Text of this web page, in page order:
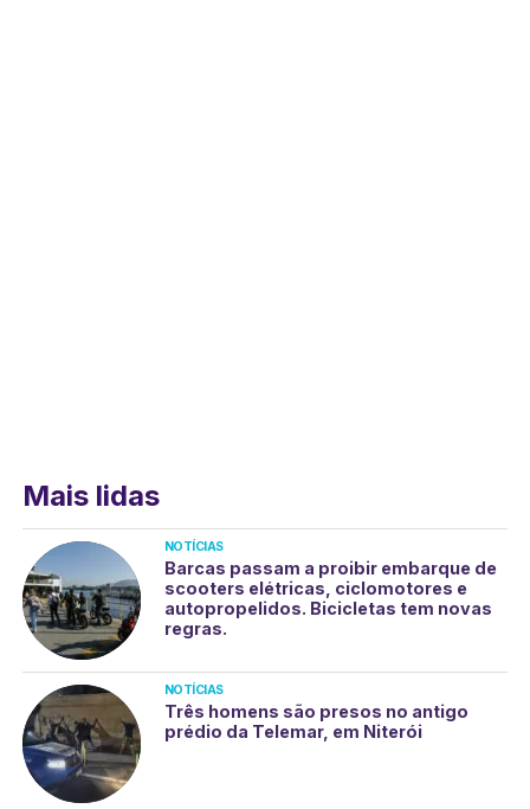
Mais lidas
NOTÍCIAS
Barcas passam a proibir embarque de
scooters elétricas, ciclomotores e
autopropelidos. Bicicletas tem novas
regras.
NOTÍCIAS
Três homens são presos no antigo
prédio da Telemar, em Niterói